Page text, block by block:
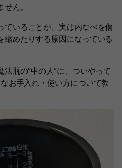
ん。
ていることが、実は内なべを傷
縮めたりする原因になっている
瓶の“中の人”に、ついやって
お手入れ・使い方について教